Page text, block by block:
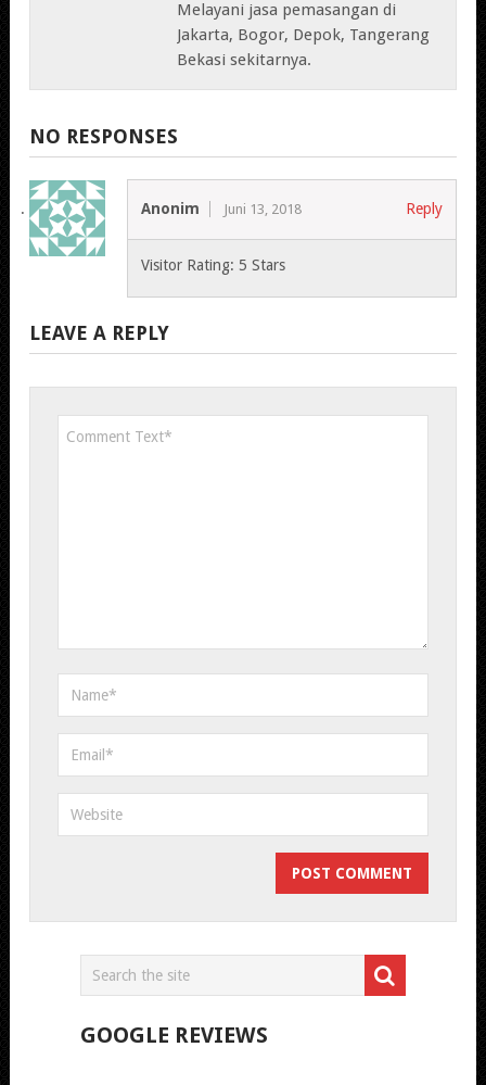
Melayani jasa pemasangan di
Jakarta, Bogor, Depok, Tangerang
Bekasi sekitarnya.
NO RESPONSES
Anonim Juni 13, 2018 Reply
Visitor Rating: 5 Stars
LEAVE A REPLY
GOOGLE REVIEWS